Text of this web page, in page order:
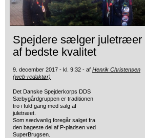
Spejdere sælger juletræer
af bedste kvalitet
9. december 2017 - kl. 9:32 - af Henrik Christensen
(web-redaktør)
Det Danske Spejderkorps DDS
Sæbygårdgruppen er traditionen
tro i fuld gang med salg af
juletræet.
Som sædvanlig foregår salget fra
den bageste del af P-pladsen ved
SuperBrugsen.